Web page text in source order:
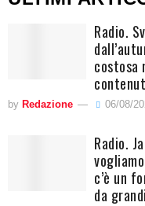
Radio.
costosa
by Redazione 06/08/
Radio.
c’è un
da